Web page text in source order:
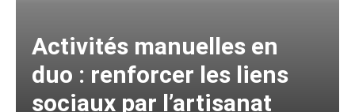
Activités manuelles en
duo : renforcer les liens
sociaux par l’artisanat